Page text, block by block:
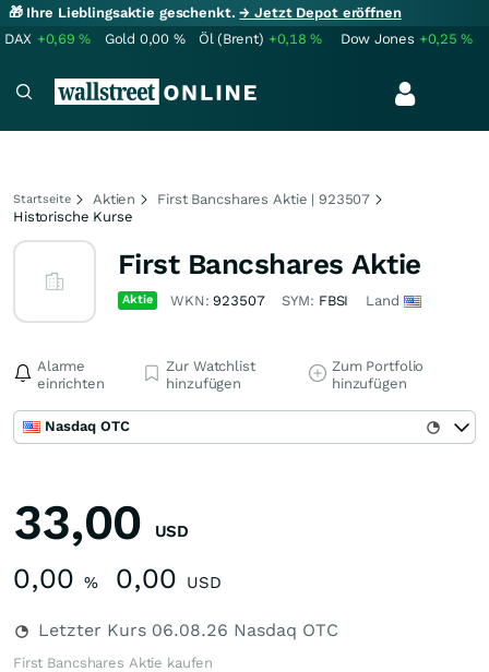
🎁 Ihre Lieblingsaktie geschenkt.→ Jetzt Depot eröffnen
DAX +0,69% Gold 0,00 % Öl (Brent) +0,18% Dow Jones +0,25%
Startseite Aktien
First Bancshares Aktie | 923507
Historische Kurse
First Bancshares Aktie
Aktie WKN:923507 SYM: FBSI Land
Alarme
einrichten
Zur Watchlist
hinzufügen
Zum Portfolio
hinzufügen
Nasdaq OTC
33,00 USD
0,00 % 0,00 USD
Letzter Kurs 06.08.26 Nasdaq OTC
First Bancshares Aktie kaufen